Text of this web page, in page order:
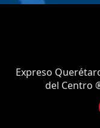
Expreso
del Centro